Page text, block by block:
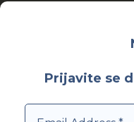
Prijavite se